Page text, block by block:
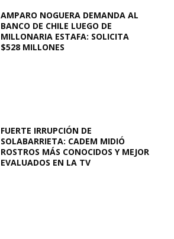
AMPARO NOGUERA DEMANDA AL
BANCO DE CHILE LUEGO DE
MILLONARIA ESTAFA: SOLICITA
$528 MILLONES
FUERTE IRRUPCIÓN DE
SOLABARRIETA: CADEM MIDIÓ
ROSTROS MÁS CONOCIDOS Y MEJOR
EVALUADOS EN LA TV